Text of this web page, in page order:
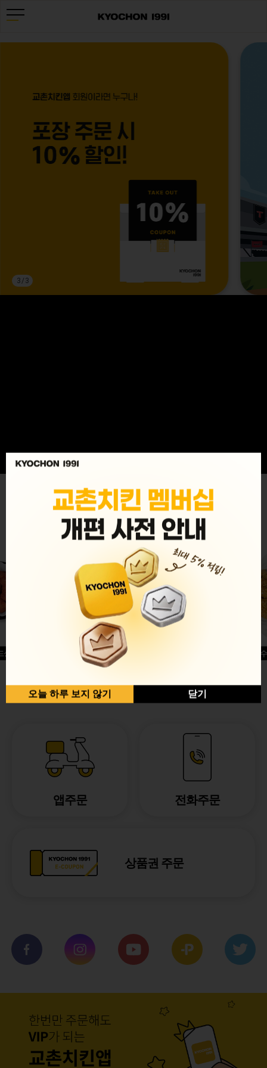
3/ 3
MENU
글윙
반반순살[레드+허니]
허니옥
앱주문 전화주문
상품권 주문
오늘 하루 보지 않기 닫기